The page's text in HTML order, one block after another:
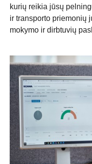
kurių reikia jūsų
ir transporto priemonių
mokymo ir dirbtuvių